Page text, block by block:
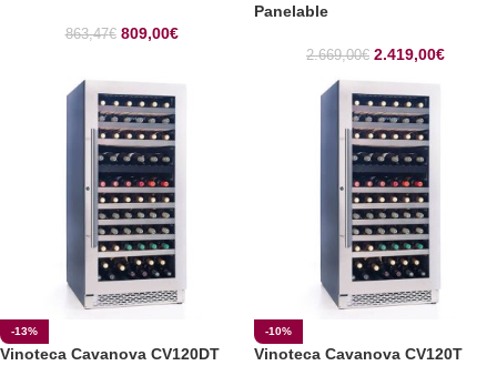
863,47€ 809,00€
Panelable
2.669,00€ 2.419,00€
-13%
Vinoteca Cavanova CV120DT
-10%
Vinoteca Cavanova CV120T